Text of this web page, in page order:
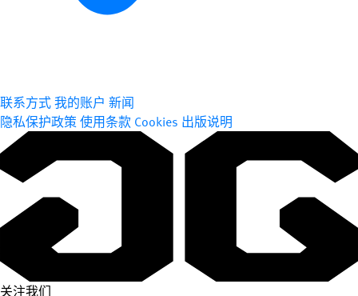
联系方式我的账户 新闻
隐私保护政策 使用条款 Cookies 出版说明
关注我们